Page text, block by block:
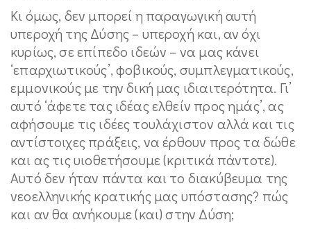
Κι όμως, δεν μπορεί η παραγωγική αυτή
υπεροχή της Δύσης – υπεροχή και, αν όχι
κυρίως, σε επίπεδο ιδεών – να μας κάνει
‘επαρχιωτικούς’, φοβικούς, συμπλεγματικούς,
εμμονικούς με την δική μας ιδιαιτερότητα. Γι’
αυτό ‘άφετε τας ιδέας ελθείν προς ημάς’, ας
αφήσουμε τις ιδέες τουλάχιστον αλλά και τις
αντίστοιχες πράξεις, να έρθουν προς τα δώθε
και ας τις υιοθετήσουμε (κριτικά πάντοτε).
Αυτό δεν ήταν πάντα και το διακύβευμα της
νεοελληνικής κρατικής μας υπόστασης? πώς
και αν θα ανήκουμε (και) στην Δύση;